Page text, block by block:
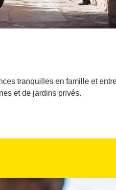
tranquilles en famille et
et de jardins privés.